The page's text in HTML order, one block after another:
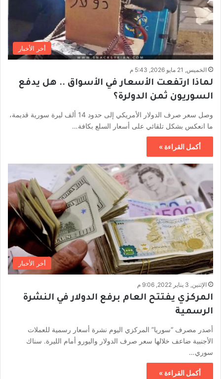
أخر الأخبار
الخميس, 21 مايو 2026, 5:43 م
لماذا ارتفعت الأسعار في الأسواق .. هل يدفع
السوريون ثمن الدولرة؟
وصل سعر صرف الدولار الأمريكي إلى حدود 14 ألف ليرة سورية قديمة،
ما انعكس بشكل تلقائي على أسعار السلع بكافة…
أكمل القراءة »
أخر الأخبار
الإثنين, 3 يناير 2022, 9:06 م
المركزي يفتتح العام برفع الدولار في النشرة
الرسمية
أصدر مصرف “سوريا” المركزي اليوم نشرة أسعار رسمية للعملات
الأجنبية ضاعف خلالها سعر صرف الدولار واليورو أمام الليرة. سناك
سوري…
أكمل القراءة »